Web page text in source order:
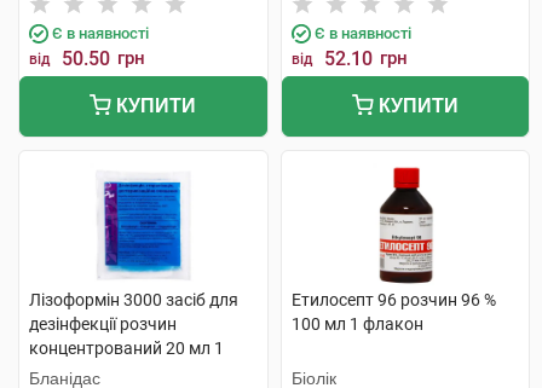
Є в наявності
від 50.50 грн
КУПИТИ
Є в наявності
від 52.10 грн
КУПИТИ
Лізоформін 3000 засіб для
дезінфекції розчин
концентрований 20 мл 1
пакет
Бланідас
Етилосепт 96 розчин 96 %
100 мл 1 флакон
Біолік